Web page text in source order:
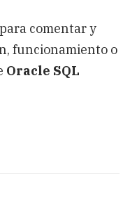
comentar y
funcionamiento o
Oracle SQL